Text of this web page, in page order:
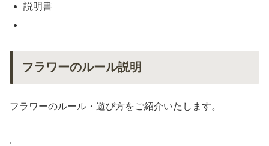
説明書
フラワーのルール説明
フラワーのルール・遊び方をご紹介いたします。
.